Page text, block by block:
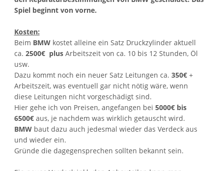
Spiel beginnt von vorne.
Kosten:
Beim BMWkostet alleine ein Satz Druckzylinder aktuell
ca. 2500€ plusArbeitszeit von ca. 10 bis 12 Stunden, Öl
usw.
Dazu kommt noch ein neuer Satz Leitungen ca. 350€ +
Arbeitszeit, was eventuell gar nicht nötig wäre, wenn
diese Leitungen nicht vorgeschädigt sind.
Hier gehe ich von Preisen, angefangen bei 5000€ bis
6500€aus, je nachdem was wirklich getauscht wird.
BMWbaut dazu auch jedesmal wieder das Verdeck aus
und wieder ein.
Gründe die dagegensprechen sollten bekannt sein.